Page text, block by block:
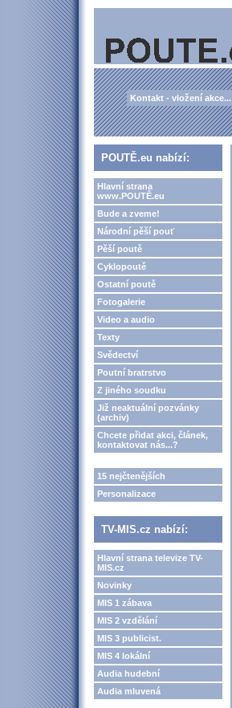
Kontakt - vložení akce...
POUTĚ.eu nabízí:
Hlavní strana
www.POUTĚ.eu
Bude a zveme!
Národní pěší pouť
Pěší poutě
Cyklopoutě
Ostatní poutě
Fotogalerie
Video a audio
Texty
Svědectví
Poutní bratrstvo
Z jiného soudku
Již neaktuální pozvánky
(archiv)
Chcete přidat akci, článek,
kontaktovat nás...?
15 nejčtenějších
Personalizace
TV-MIS.cz nabízí:
Hlavní strana televize TV-
MIS.cz
Novinky
MIS 1 zábava
MIS 2 vzdělání
MIS 3 publicist.
MIS 4 lokální
Audia hudební
Audia mluvená